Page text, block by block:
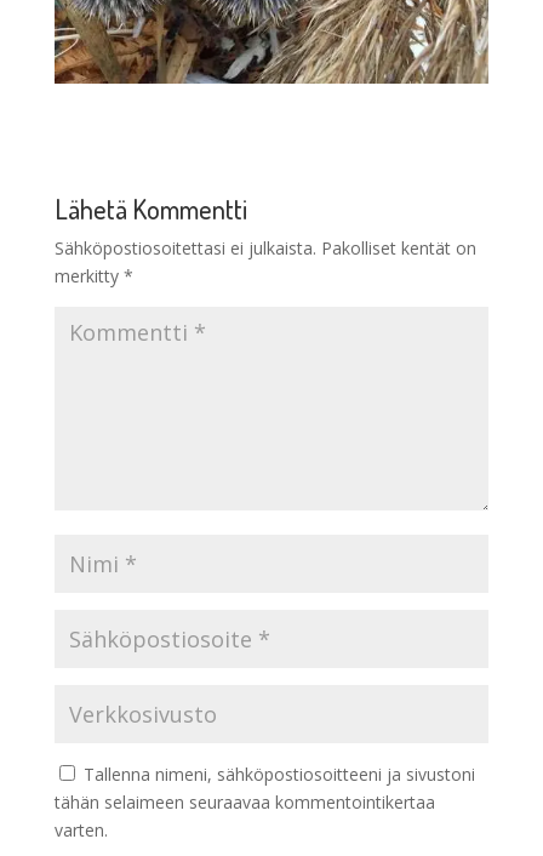
Lähetä Kommentti
Sähköpostiosoitettasi ei julkaista. Pakolliset kentät on
merkitty *
Tallenna nimeni, sähköpostiosoitteeni ja sivustoni
tähän selaimeen seuraavaa kommentointikertaa
varten.